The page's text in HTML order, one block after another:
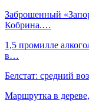
Заброшенный
Кобрина.…
1,5 промилле
в…
Белстат: средний
Маршрутка в